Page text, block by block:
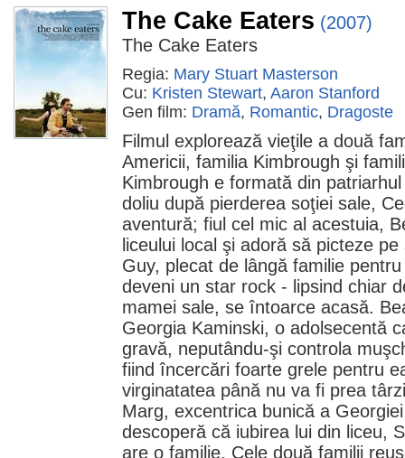
The Cake Eaters (2007)
The Cake Eaters
Regia: Mary Stuart Masterson
Cu: Kristen Stewart, Aaron Stanford
Gen film: Dramă, Romantic, Dragoste
Filmul explorează vieţile a două
Americii, familia Kimbrough şi
Kimbrough e formată din
doliu după pierderea soţiei sale,
aventură; fiul cel mic al acestuia,
liceului local şi adoră să picteze
Guy, plecat de lângă familie
deveni un star rock - lipsind chiar
mamei sale, se întoarce acasă.
Georgia Kaminski, o adolsecentă
gravă, neputându-şi controla
fiind încercări foarte grele pentru
virginatatea până nu va fi prea
Marg, excentrica bunică a
descoperă că iubirea lui din liceu,
are o familie. Cele două familii